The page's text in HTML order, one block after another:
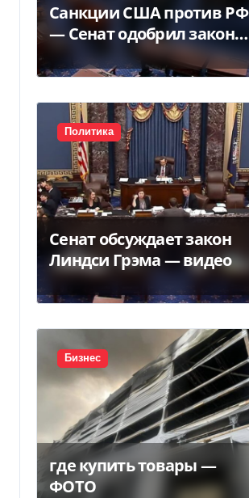
Санкции США против РФ
— Сенат одобрил закон
Грема — Фокус
Политика
Сенат обсуждает закон
Линдси Грэма — видео
Бизнес
где купить товары —
ФОТО